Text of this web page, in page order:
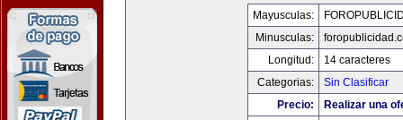
Mayusculas:
Minusculas:
Longitud:
14 caracteres
Categorias:
Sin Clasificar
Precio:
Realizar una